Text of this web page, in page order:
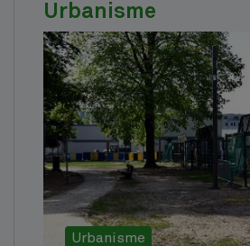
Urbanisme
Urbanisme